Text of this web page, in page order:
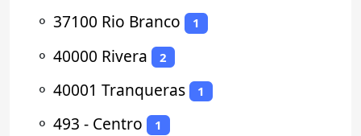
⚬ 37100 Rio Branco 1
⚬ 40000 Rivera 2
⚬ 40001 Tranqueras 1
⚬ 493 - Centro 1